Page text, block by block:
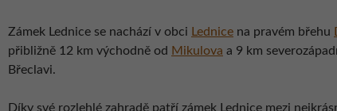
Zámek Lednice se nachází v obci Lednice na pravém břehu
přibližně 12 km východně od Mikulova a 9 km
Břeclavi.
Díky své rozlehlé zahradě patří zámek Lednice mezi